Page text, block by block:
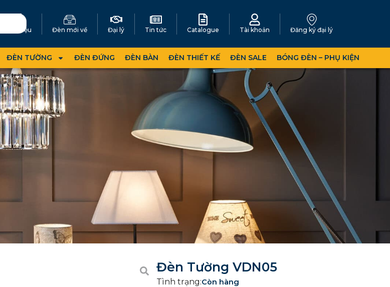
Giới thiệu Đèn mới về Đại lý Tin tức Catalogue Tài khoản Đăng ký đại lý
ĐÈN TƯỜNG ĐÈN ĐỨNG ĐÈN BÀN ĐÈN THIẾT KẾ ĐÈN SALE BÓNG ĐÈN – PHỤ KIỆN
Đèn Tường VDN05
Tình trạng:Còn hàng